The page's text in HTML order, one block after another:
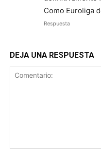
Como Euroliga
Respuesta
DEJA UNA RESPUESTA